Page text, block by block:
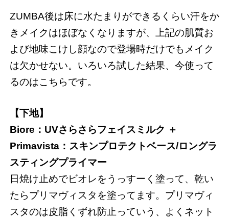
ZUMBA後は床に水たまりができるくらい汗をか
きメイクはほぼなくなりますが、上記の肌質お
よび地味こけし顔なので登場時だけでもメイク
は欠かせない。いろいろ試した結果、今使って
るのはこちらです。
【下地】
Biore：UVさらさらフェイスミルク ＋
Primavista：スキンプロテクトベース/ロングラ
スティングプライマー
日焼け止めでビオレをうっすーく塗って、乾い
たらプリマヴィスタを塗ってます。プリマヴィ
スタのは皮脂くずれ防止っていう、よくネット